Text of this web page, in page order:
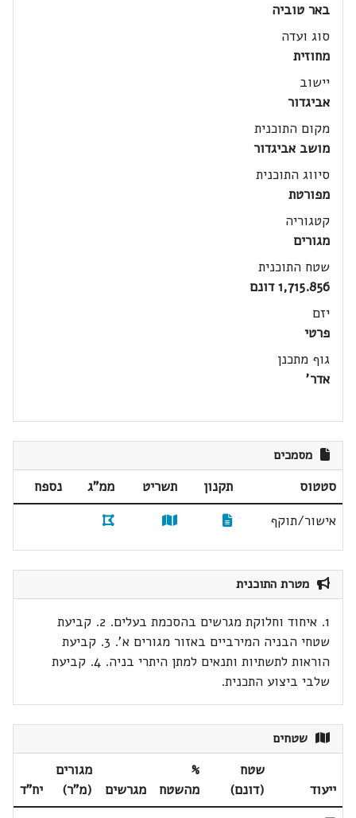
באר טוביה
סוג ועדה
מחוזית
יישוב
אביגדור
מקום התוכנית
מושב אביגדור
סיווג התוכנית
מפורטת
קטגוריה
מגורים
שטח התוכנית
1,715.856 דונם
יזם
פרטי
גוף מתכנן
אדר'
מסמכים
סטטוס תקנון תשריט ממ"ג
נספח
אישור/תוקף
מטרת התוכנית
1. איחוד וחלוקת מגרשים בהסכמת בעלים. 2. קביעת
שטחי הבניה המירביים באזור מגורים א'. 3. קביעת
הוראות לתשתיות ותנאים למתן היתרי בניה. 4. קביעת
שלבי ביצוע התכנית.
שטחים
ייעוד
שטח
(דונם)
%
מהשטח
מגרשים
מגורים
(מ"ר)
יח"ד